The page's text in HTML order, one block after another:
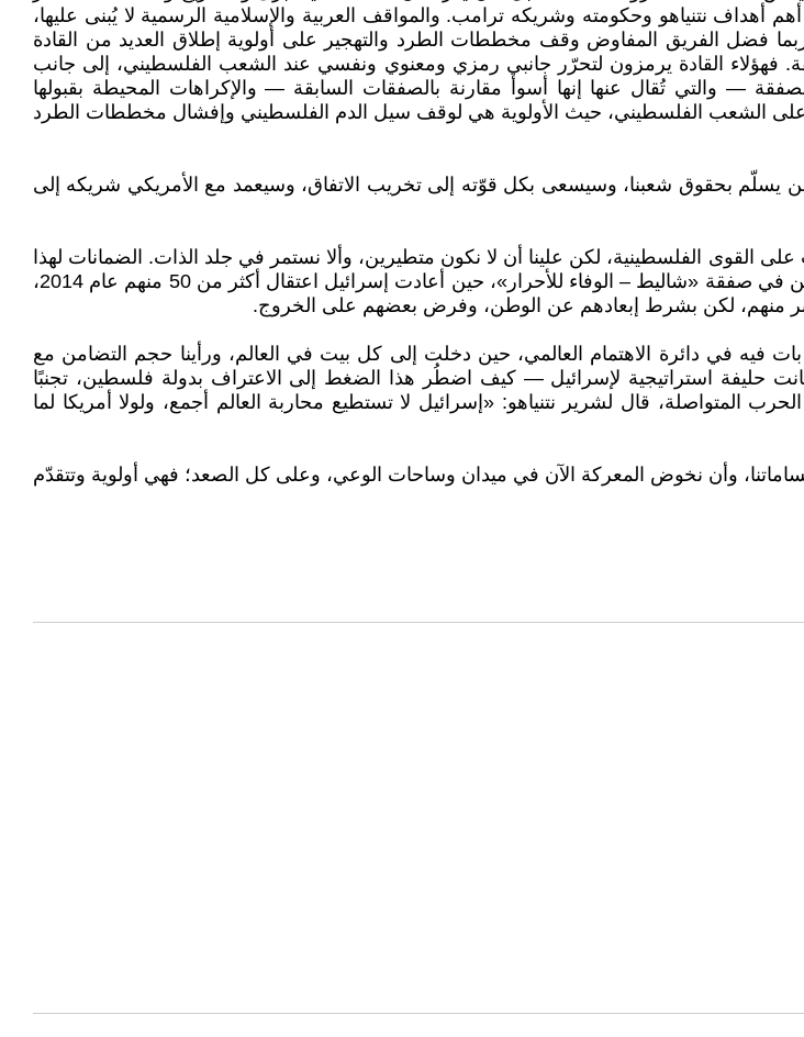
نتنياهو وحكومته وشريكه ترامب. والمواقف العربية والإسلامية الرسمية لا يُبنى عليها،
فضل الفريق المفاوض وقف مخططات الطرد والتهجير على أولوية إطلاق العديد من القادة
فهؤلاء القادة يرمزون لتحرّر جانبي رمزي ومعنوي ونفسي عند الشعب الفلسطيني، إلى جانب
— والتي تُقال عنها إنها أسوأ مقارنة بالصفقات السابقة — والإكراهات المحيطة بقبولها
الشعب الفلسطيني، حيث الأولوية هي لوقف سيل الدم الفلسطيني وإفشال مخططات الطرد
بحقوق شعبنا، وسيسعى بكل قوّته إلى تخريب الاتفاق، وسيعمد مع الأمريكي شريكه إلى
القوى الفلسطينية، لكن علينا أن لا نكون متطيرين، وألا نستمر في جلد الذات. الضمانات لهذا
الاتفاق وحرية الأسرى ليست مكفولة، وقد رأينا بأعيننا ما جرى بحقّ الأسرى المحرَّرين في صفقة «شاليط – الوفاء للأحرار»، حين أعادت إسرائيل اعتقال أكثر من 50 منهم عام 2014،
منهم، لكن بشرط إبعادهم عن الوطن، وفرض بعضهم على الخروج.
فيه في دائرة الاهتمام العالمي، حين دخلت إلى كل بيت في العالم، ورأينا حجم التضامن مع
حليفة استراتيجية لإسرائيل — كيف اضطُر هذا الضغط إلى الاعتراف بدولة فلسطين، تجنبًا
قال لشرير نتنياهو: «إسرائيل لا تستطيع محاربة العالم أجمع، ولولا أمريكا لما
وأن نخوض المعركة الآن في ميدان وساحات الوعي، وعلى كل الصعد؛ فهي أولوية وتتقدّم